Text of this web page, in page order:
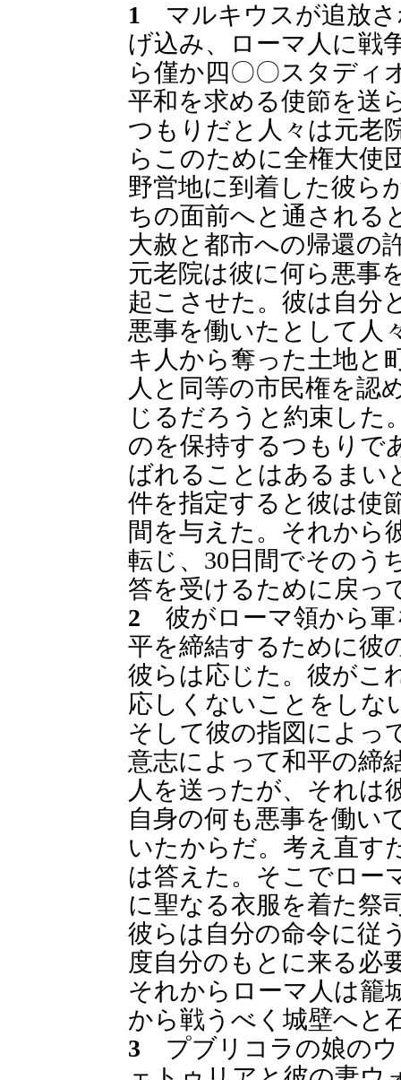
1 マルキウスが追放
げ込み、ローマ人に戦
ら僅か四〇〇スタディ
平和を求める使節を送
つもりだと人々は元老
らこのために全権大使
野営地に到着した彼ら
ちの面前へと通される
大赦と都市への帰還の
元老院は彼に何ら悪事
起こさせた。彼は自分
悪事を働いたとして人
キ人から奪った土地と
人と同等の市民権を認
じるだろうと約束した
のを保持するつもりで
ばれることはあるまい
件を指定すると彼は使
間を与えた。それから
転じ、30日間でそのう
答を受けるために戻っ
2 彼がローマ領から軍
平を締結するために彼
彼らは応じた。彼がこ
応しくないことをしな
そして彼の指図によっ
意志によって和平の締
人を送ったが、それは
自身の何も悪事を働い
いたからだ。考え直す
は答えた。そこでロー
に聖なる衣服を着た祭
彼らは自分の命令に従
度自分のもとに来る必
それからローマ人は籠
から戦うべく城壁へと
3 プブリコラの娘の